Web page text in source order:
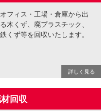
オフィス・工場・倉庫から出
る木くず、廃プラスチック、
鉄くず等を回収いたします。
回収